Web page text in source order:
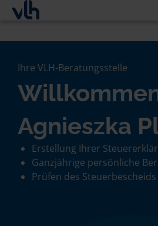
Ihre VLH-Beratungsstelle
Agnieszka
Erstellung Ihrer
Ganzjährige persönliche
Prüfen des Steuerbescheids